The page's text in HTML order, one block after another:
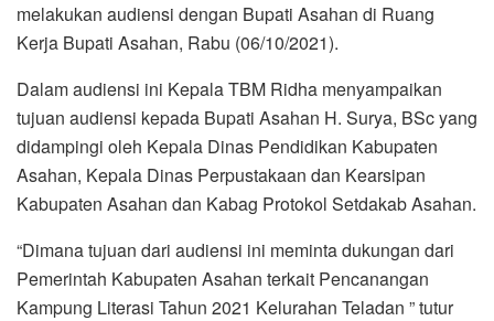
melakukan audiensi dengan Bupati Asahan di Ruang
Kerja Bupati Asahan, Rabu (06/10/2021).
Dalam audiensi ini Kepala TBM Ridha menyampaikan
tujuan audiensi kepada Bupati Asahan H. Surya, BSc yang
didampingi oleh Kepala Dinas Pendidikan Kabupaten
Asahan, Kepala Dinas Perpustakaan dan Kearsipan
Kabupaten Asahan dan Kabag Protokol Setdakab Asahan.
“Dimana tujuan dari audiensi ini meminta dukungan dari
Pemerintah Kabupaten Asahan terkait Pencanangan
Kampung Literasi Tahun 2021 Kelurahan Teladan ” tutur